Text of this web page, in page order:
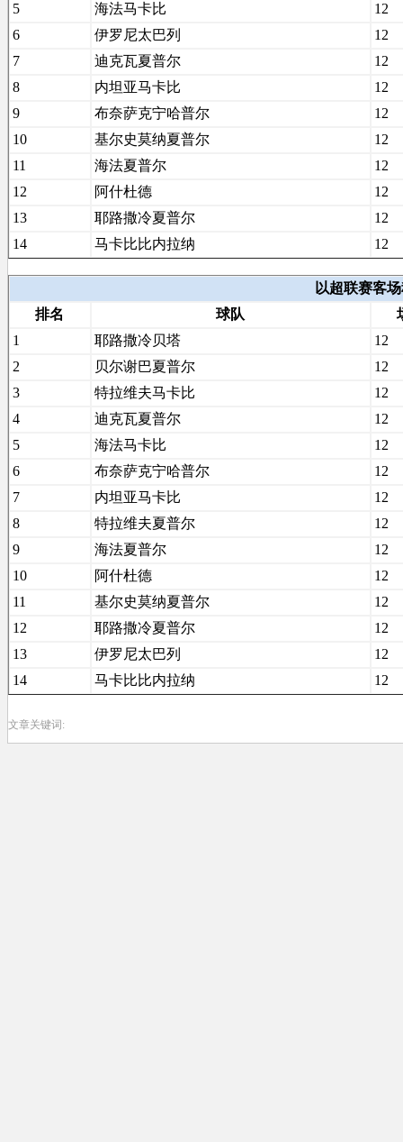
5
海法马卡比
12
6
伊罗尼太巴列
12
7
迪克瓦夏普尔
12
8
内坦亚马卡比
12
9
布奈萨克宁哈普尔
12
10
基尔史莫纳夏普尔
12
11
海法夏普尔
12
12
阿什杜德
12
13
耶路撒冷夏普尔
12
14
马卡比比内拉纳 12
以超联赛客
排名
球队
1
耶路撒冷贝塔
12
2
贝尔谢巴夏普尔
12
3
特拉维夫马卡比
12
4
迪克瓦夏普尔
12
5
海法马卡比
12
6
布奈萨克宁哈普尔
12
7
内坦亚马卡比
12
8
特拉维夫夏普尔
12
9
海法夏普尔
12
10
阿什杜德
12
11
基尔史莫纳夏普尔
12
12
耶路撒冷夏普尔
12
13
伊罗尼太巴列
12
14
马卡比比内拉纳 12
文章关键词: